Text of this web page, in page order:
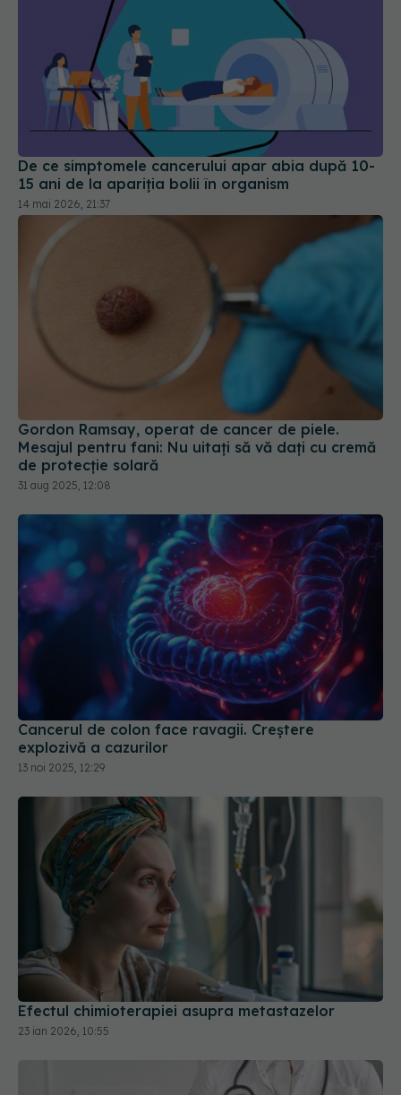
De ce simptomele cancerului apar abia după 10-
15 ani de la apariția bolii în organism
14 mai 2026, 21:37
Gordon Ramsay, operat de cancer de piele.
Mesajul pentru fani: Nu uitaţi să vă daţi cu cremă
de protecţie solară
31 aug 2025, 12:08
Cancerul de colon face ravagii. Creștere
explozivă a cazurilor
13 noi 2025, 12:29
Efectul chimioterapiei asupra metastazelor
23 ian 2026, 10:55